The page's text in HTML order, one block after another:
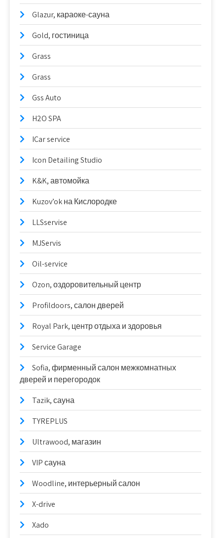
Glazur, караоке-сауна
Gold, гостиница
Grass
Grass
Gss Auto
H2O SPA
ICar service
Icon Detailing Studio
K&K, автомойка
Kuzov’ok на Кислородке
LLSservise
MJServis
Oil-service
Ozon, оздоровительный центр
Profildoors, салон дверей
Royal Park, центр отдыха и здоровья
Service Garage
Sofia, фирменный салон межкомнатных
дверей и перегородок
Tazik, сауна
TYREPLUS
Ultrawood, магазин
VIP сауна
Woodline, интерьерный салон
X-drive
Xado